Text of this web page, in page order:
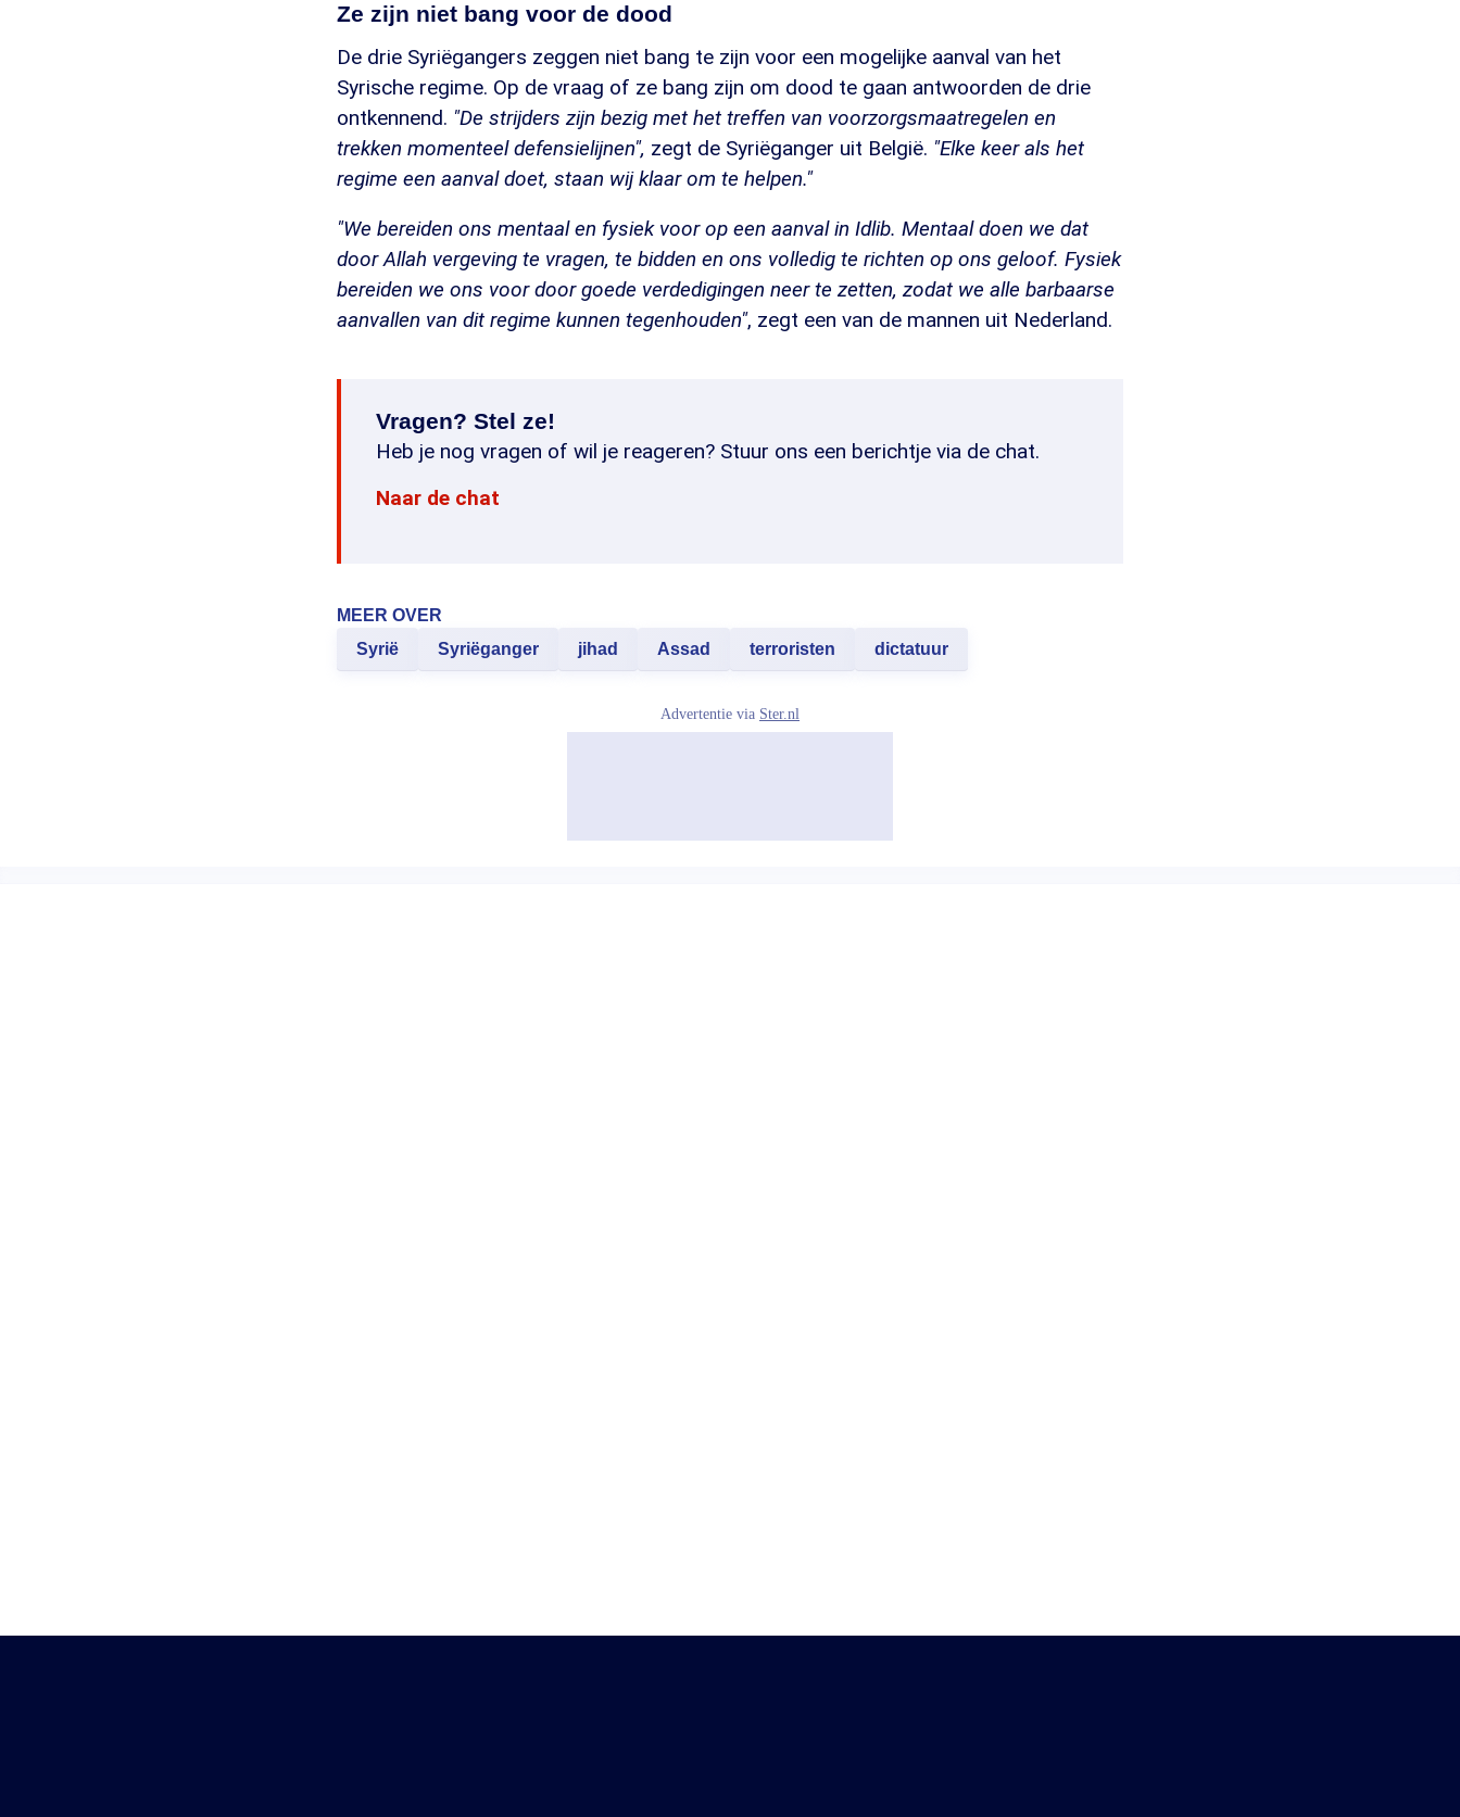
Ze zijn niet bang voor de dood
De drie Syriëgangers zeggen niet bang te zijn voor een mogelijke aanval van het
Syrische regime. Op de vraag of ze bang zijn om dood te gaan antwoorden de drie
ontkennend. "De strijders zijn bezig met het treffen van voorzorgsmaatregelen en
trekken momenteel defensielijnen", zegt de Syriëganger uit België. "Elke keer als het
regime een aanval doet, staan wij klaar om te helpen."
"We bereiden ons mentaal en fysiek voor op een aanval in Idlib. Mentaal doen we dat
door Allah vergeving te vragen, te bidden en ons volledig te richten op ons geloof. Fysiek
bereiden we ons voor door goede verdedigingen neer te zetten, zodat we alle barbaarse
aanvallen van dit regime kunnen tegenhouden", zegt een van de mannen uit Nederland.
Vragen? Stel ze!
Heb je nog vragen of wil je reageren? Stuur ons een berichtje via de chat.
Naar de chat
MEER OVER
Syrië
Syriëganger jihad Assad terroristen dictatuur
Advertentie via Ster.nl